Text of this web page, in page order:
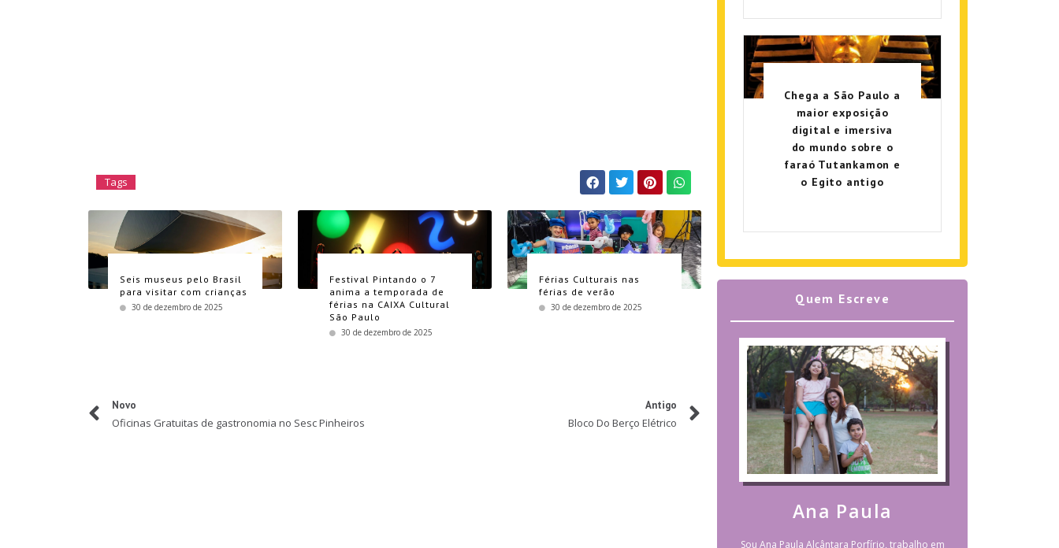
Tags
Seis museus pelo Brasil
para visitar com crianças
30 de dezembro de 2025
Festival Pintando o 7
anima a temporada de
férias na CAIXA Cultural
São Paulo
30 de dezembro de 2025
Férias Culturais nas
férias de verão
30 de dezembro de 2025
Novo
Oficinas Gratuitas de gastronomia no Sesc Pinheiros
Antigo
Bloco Do Berço Elétrico
Chega a São Paulo a
maior exposição
digital e imersiva
do mundo sobre o
faraó Tutankamon e
o Egito antigo
Quem Escreve
Ana Paula
Sou Ana Paula Alcântara Porfírio, trabalho em